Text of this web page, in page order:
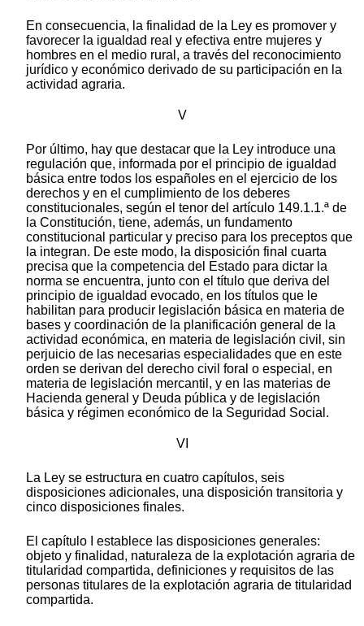
En consecuencia, la finalidad de la Ley es promover y
favorecer la igualdad real y efectiva entre mujeres y
hombres en el medio rural, a través del reconocimiento
jurídico y económico derivado de su participación en la
actividad agraria.
V
Por último, hay que destacar que la Ley introduce una
regulación que, informada por el principio de igualdad
básica entre todos los españoles en el ejercicio de los
derechos y en el cumplimiento de los deberes
constitucionales, según el tenor del artículo 149.1.1.ª de
la Constitución, tiene, además, un fundamento
constitucional particular y preciso para los preceptos que
la integran. De este modo, la disposición final cuarta
precisa que la competencia del Estado para dictar la
norma se encuentra, junto con el título que deriva del
principio de igualdad evocado, en los títulos que le
habilitan para producir legislación básica en materia de
bases y coordinación de la planificación general de la
actividad económica, en materia de legislación civil, sin
perjuicio de las necesarias especialidades que en este
orden se derivan del derecho civil foral o especial, en
materia de legislación mercantil, y en las materias de
Hacienda general y Deuda pública y de legislación
básica y régimen económico de la Seguridad Social.
VI
La Ley se estructura en cuatro capítulos, seis
disposiciones adicionales, una disposición transitoria y
cinco disposiciones finales.
El capítulo I establece las disposiciones generales:
objeto y finalidad, naturaleza de la explotación agraria de
titularidad compartida, definiciones y requisitos de las
personas titulares de la explotación agraria de titularidad
compartida.